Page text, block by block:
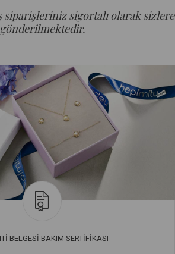
siparişleriniz sigortalı olarak sizlere
gönderilmektedir.
BELGESİ BAKIM SERTİFİKASI